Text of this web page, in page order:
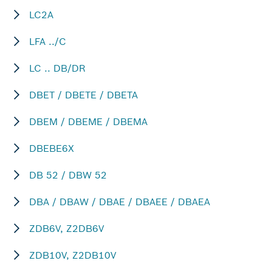
LC2A
LFA ../C
LC .. DB/DR
DBET / DBETE / DBETA
DBEM / DBEME / DBEMA
DBEBE6X
DB 52 / DBW 52
DBA / DBAW / DBAE / DBAEE / DBAEA
ZDB6V, Z2DB6V
ZDB10V, Z2DB10V